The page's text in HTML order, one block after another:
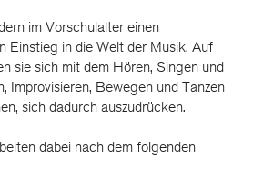
im Vorschulalter einen
Einstieg in die Welt der Musik. Auf
sie sich mit dem Hören, Singen und
Improvisieren, Bewegen und Tanzen
sich dadurch auszudrücken.
dabei nach dem folgenden